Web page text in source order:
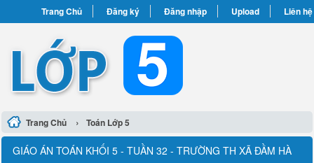
Trang Chủ Đăng ký Đăng nhập Upload Liên hệ
Trang Chủ › Toán Lớp 5
GIÁO ÁN TOÁN KHỐI 5 - TUẦN 32 - TRƯỜNG TH XÃ ĐẦM HÀ